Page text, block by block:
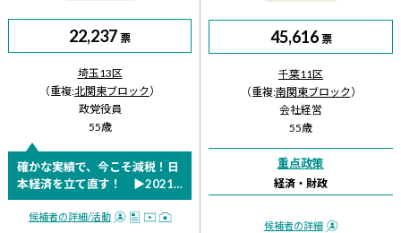
22,237 票
埼玉13区
（重複:北関東ブロック）
政党役員
55歳
確かな実績で、今こそ減税！日
本経済を立て直す！ ▶2021
年通常国会全衆議院議員中第1
位。「動物愛護法」「教育...
候補者の詳細/活動
45,616 票
千葉11区
（重複:南関東ブロック）
会社経営
55歳
重点政策
経済・財政
候補者の詳細